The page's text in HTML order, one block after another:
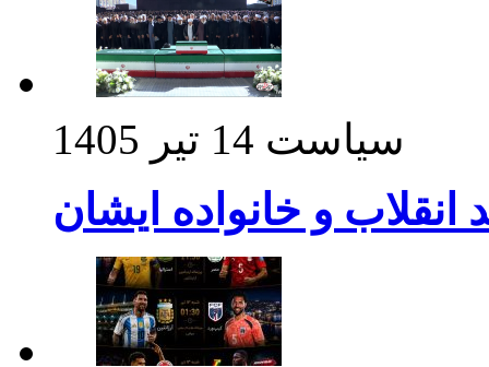
سیاست 14 تیر 1405
انقلاب و خانواده ایشان